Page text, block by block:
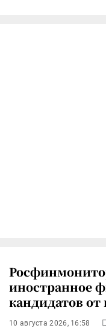
иностранное
кандидатов
10 августа 2026, 16:58